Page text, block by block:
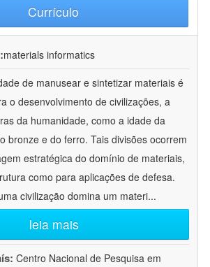
Currículo
materials informatics
de manusear e sintetizar materiais é
o desenvolvimento de civilizações, a
da humanidade, como a idade da
bronze e do ferro. Tais divisões ocorrem
estratégica do domínio de materiais,
como para aplicações de defesa.
civilização domina um materi...
leia mais
Centro Nacional de Pesquisa em